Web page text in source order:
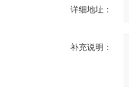
详细地址：
补充说明：